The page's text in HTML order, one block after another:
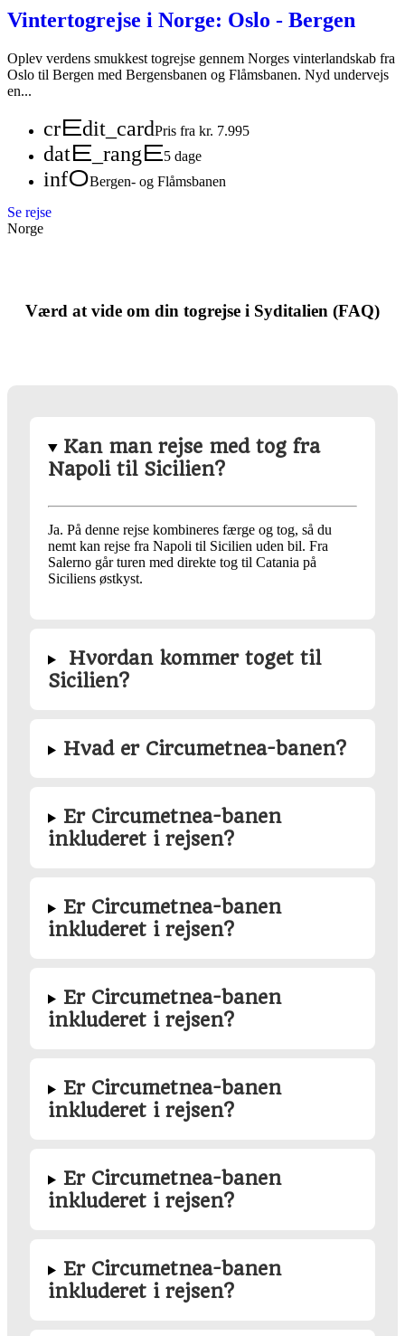
Vintertogrejse i Norge: Oslo - Bergen
Oplev verdens smukkest togrejse gennem Norges vinterlandskab fra
Oslo til Bergen med Bergensbanen og Flåmsbanen. Nyd undervejs
en...
credit_cardPris fra kr. 7.995
date_range5 dage
infoBergen- og Flåmsbanen
Se rejse
Norge
Værd at vide om din togrejse i Syditalien (FAQ)
Kan man rejse med tog fra
Napoli til Sicilien?
Ja. På denne rejse kombineres færge og tog, så du
nemt kan rejse fra Napoli til Sicilien uden bil. Fra
Salerno går turen med direkte tog til Catania på
Siciliens østkyst.
Hvordan kommer toget til
Sicilien?
Hvad er Circumetnea-banen?
Er Circumetnea-banen
inkluderet i rejsen?
Er Circumetnea-banen
inkluderet i rejsen?
Er Circumetnea-banen
inkluderet i rejsen?
Er Circumetnea-banen
inkluderet i rejsen?
Er Circumetnea-banen
inkluderet i rejsen?
Er Circumetnea-banen
inkluderet i rejsen?